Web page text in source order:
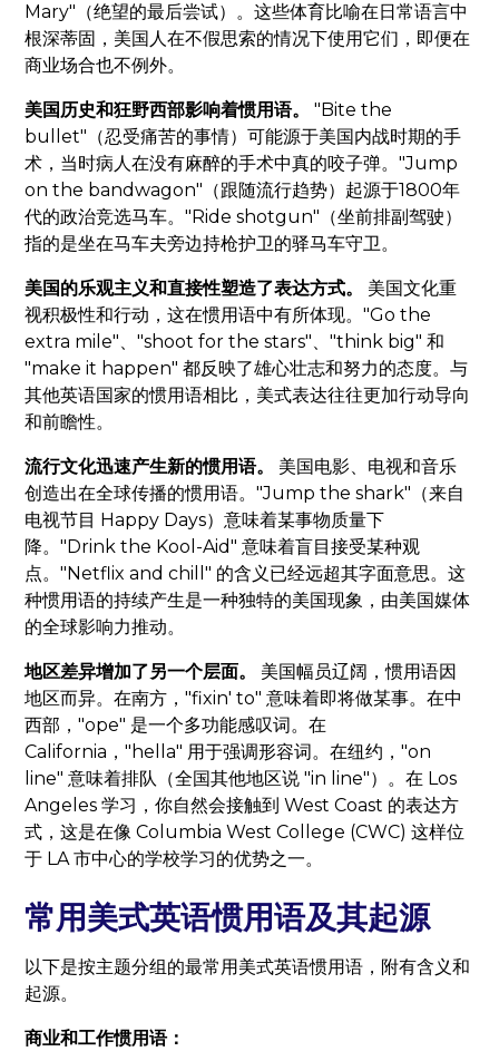
Mary"（绝望的最后尝试）。这些体育比喻在日常语言中
根深蒂固，美国人在不假思索的情况下使用它们，即便在
商业场合也不例外。
美国历史和狂野西部影响着惯用语。
"Bite the
bullet"（忍受痛苦的事情）可能源于美国内战时期的手
术，当时病人在没有麻醉的手术中真的咬子弹。"Jump
on the bandwagon"（跟随流行趋势）起源于1800年
代的政治竞选马车。"Ride shotgun"（坐前排副驾驶）
指的是坐在马车夫旁边持枪护卫的驿马车守卫。
美国的乐观主义和直接性塑造了表达方式。
美国文化重
视积极性和行动，这在惯用语中有所体现。"Go the
extra mile"、"shoot for the stars"、"think big" 和
"make it happen" 都反映了雄心壮志和努力的态度。与
其他英语国家的惯用语相比，美式表达往往更加行动导向
和前瞻性。
流行文化迅速产生新的惯用语。
美国电影、电视和音乐
创造出在全球传播的惯用语。"Jump the shark"（来自
电视节目 Happy Days）意味着某事物质量下
降。"Drink the Kool-Aid" 意味着盲目接受某种观
点。"Netflix and chill" 的含义已经远超其字面意思。这
种惯用语的持续产生是一种独特的美国现象，由美国媒体
的全球影响力推动。
地区差异增加了另一个层面。
美国幅员辽阔，惯用语因
地区而异。在南方，"fixin' to" 意味着即将做某事。在中
西部，"ope" 是一个多功能感叹词。在
California，"hella" 用于强调形容词。在纽约，"on
line" 意味着排队（全国其他地区说 "in line"）。在 Los
Angeles 学习，你自然会接触到 West Coast 的表达方
式，这是在像 Columbia West College (CWC) 这样位
于 LA 市中心的学校学习的优势之一。
常用美式英语惯用语及其起源
以下是按主题分组的最常用美式英语惯用语，附有含义和
起源。
商业和工作惯用语：